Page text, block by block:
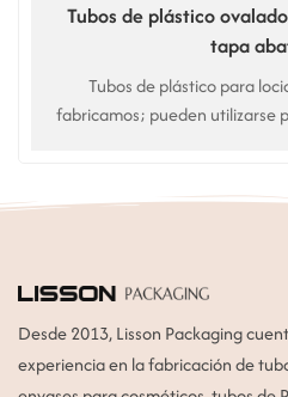
Tubos de plástico
tapa
Tubos de plástico para
fabricamos; pueden utilizarse
Desde 2013, Lisson Packaging
experiencia en la fabricación de